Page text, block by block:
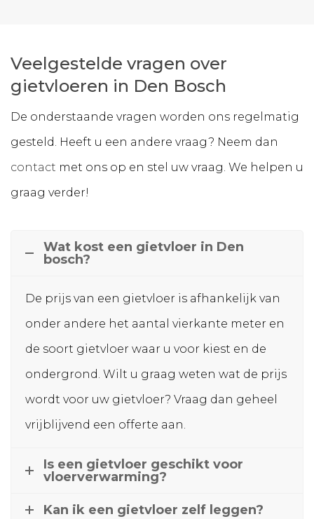
Veelgestelde vragen over
gietvloeren in Den Bosch
De onderstaande vragen worden ons regelmatig
gesteld. Heeft u een andere vraag? Neem dan
contact met ons op en stel uw vraag. We helpen u
graag verder!
Wat kost een gietvloer in Den
bosch?
De prijs van een gietvloer is afhankelijk van
onder andere het aantal vierkante meter en
de soort gietvloer waar u voor kiest en de
ondergrond. Wilt u graag weten wat de prijs
wordt voor uw gietvloer? Vraag dan geheel
vrijblijvend een offerte aan.
Is een gietvloer geschikt voor
vloerverwarming?
Kan ik een gietvloer zelf leggen?